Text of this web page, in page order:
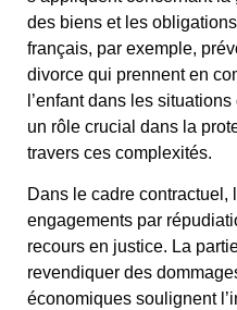
des biens et les
français, par exemple,
divorce qui prennent en
l’enfant dans les
un rôle crucial dans la
travers ces complexités.
Dans le cadre contractuel,
engagements par
recours en justice. La
revendiquer des
économiques soulignent